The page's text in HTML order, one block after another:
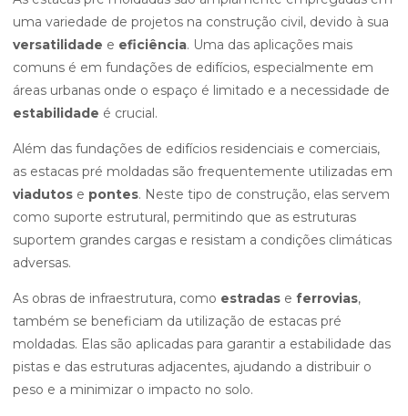
uma variedade de projetos na construção civil, devido à sua
versatilidade e eficiência. Uma das aplicações mais
comuns é em fundações de edifícios, especialmente em
áreas urbanas onde o espaço é limitado e a necessidade de
estabilidade é crucial.
Além das fundações de edifícios residenciais e comerciais,
as estacas pré moldadas são frequentemente utilizadas em
viadutos e pontes. Neste tipo de construção, elas servem
como suporte estrutural, permitindo que as estruturas
suportem grandes cargas e resistam a condições climáticas
adversas.
As obras de infraestrutura, como estradas e ferrovias,
também se beneficiam da utilização de estacas pré
moldadas. Elas são aplicadas para garantir a estabilidade das
pistas e das estruturas adjacentes, ajudando a distribuir o
peso e a minimizar o impacto no solo.